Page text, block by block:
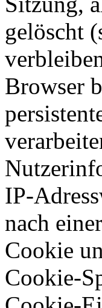
gelöscht
Browser
IP-
nach
Cookie
Cookie-